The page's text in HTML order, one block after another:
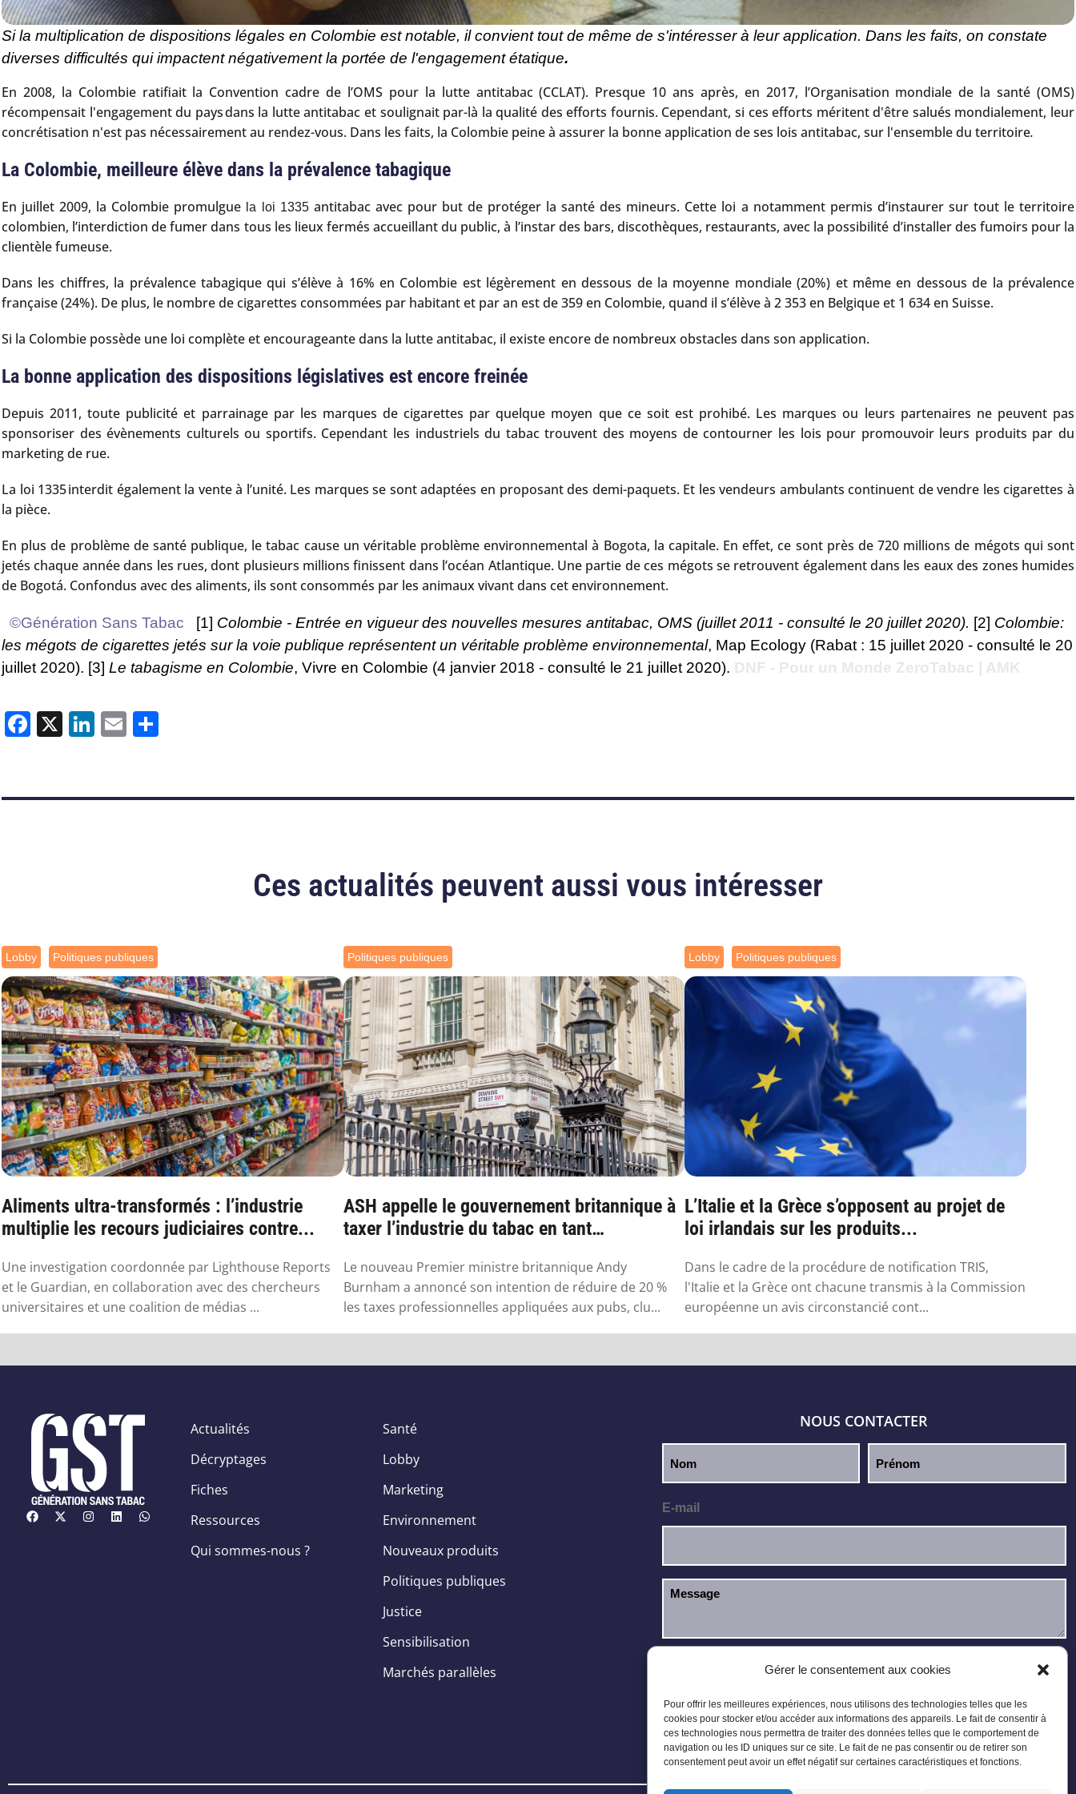
Gérer le consentement aux cookies
Pour offrir les meilleures expériences, nous utilisons des technologies telles que les
cookies pour stocker et/ou accéder aux informations des appareils. Le fait de consentir à
ces technologies nous permettra de traiter des données telles que le comportement de
navigation ou les ID uniques sur ce site. Le fait de ne pas consentir ou de retirer son
consentement peut avoir un effet négatif sur certaines caractéristiques et fonctions.
Si la multiplication de dispositions légales en Colombie est notable, il convient tout de même de s'intéresser à leur application. Dans les faits, on constate
diverses difficultés qui impactent négativement la portée de l'engagement étatique.
En 2008, la Colombie ratifiait la Convention cadre de l’OMS pour la lutte antitabac (CCLAT). Presque 10 ans après, en 2017, l’Organisation mondiale de la santé (OMS)
récompensait l'engagement du pays dans la lutte antitabac et soulignait par-là la qualité des efforts fournis. Cependant, si ces efforts méritent d'être salués mondialement, leur
concrétisation n'est pas nécessairement au rendez-vous. Dans les faits, la Colombie peine à assurer la bonne application de ses lois antitabac, sur l'ensemble du territoire.
La Colombie, meilleure élève dans la prévalence tabagique
En juillet 2009, la Colombie promulgue la loi 1335antitabac avec pour but de protéger la santé des mineurs. Cette loi a notamment permis d’instaurer sur tout le territoire
colombien, l’interdiction de fumer dans tous les lieux fermés accueillant du public, à l’instar des bars, discothèques, restaurants, avec la possibilité d’installer des fumoirs pour la
clientèle fumeuse.
Dans les chiffres, la prévalence tabagique qui s’élève à 16% en Colombie est légèrement en dessous de la moyenne mondiale (20%) et même en dessous de la prévalence
française (24%). De plus, le nombre de cigarettes consommées par habitant et par an est de 359 en Colombie, quand il s’élève à 2 353 en Belgique et 1 634 en Suisse.
Si la Colombie possède une loi complète et encourageante dans la lutte antitabac, il existe encore de nombreux obstacles dans son application.
La bonne application des dispositions législatives est encore freinée
Depuis 2011, toute publicité et parrainage par les marques de cigarettes par quelque moyen que ce soit est prohibé. Les marques ou leurs partenaires ne peuvent pas
sponsoriser des évènements culturels ou sportifs. Cependant les industriels du tabac trouvent des moyens de contourner les lois pour promouvoir leurs produits par du
marketing de rue.
La loi 1335 interdit également la vente à l’unité. Les marques se sont adaptées en proposant des demi-paquets. Et les vendeurs ambulants continuent de vendre les cigarettes à
la pièce.
En plus de problème de santé publique, le tabac cause un véritable problème environnemental à Bogota, la capitale. En effet, ce sont près de 720 millions de mégots qui sont
jetés chaque année dans les rues, dont plusieurs millions finissent dans l’océan Atlantique. Une partie de ces mégots se retrouvent également dans les eaux des zones humides
de Bogotá. Confondus avec des aliments, ils sont consommés par les animaux vivant dans cet environnement.
©Génération Sans Tabac [1] Colombie - Entrée en vigueur des nouvelles mesures antitabac, OMS (juillet 2011 - consulté le 20 juillet 2020). [2] Colombie:
les mégots de cigarettes jetés sur la voie publique représentent un véritable problème environnemental, Map Ecology (Rabat : 15 juillet 2020 - consulté le 20
juillet 2020). [3] Le tabagisme en Colombie, Vivre en Colombie (4 janvier 2018 - consulté le 21 juillet 2020).
Facebook
X LinkedIn
Email
Ces actualités peuvent aussi vous intéresser
Lobby Politiques publiques
Aliments ultra-transformés : l’industrie
multiplie les recours judiciaires contre...
Une investigation coordonnée par Lighthouse Reports
et le Guardian, en collaboration avec des chercheurs
universitaires et une coalition de médias ...
Politiques publiques
ASH appelle le gouvernement britannique à
taxer l’industrie du tabac en tant
Le nouveau Premier ministre britannique Andy
Burnham a annoncé son intention de réduire de 20 %
les taxes professionnelles appliquées aux pubs, clu...
Lobby Politiques publiques
L’Italie et la Grèce s’opposent au projet de
loi irlandais sur les produits...
Dans le cadre de la procédure de notification TRIS,
l'Italie et la Grèce ont chacune transmis à la Commission
européenne un avis circonstancié cont...
Actualités
Décryptages
Fiches
Ressources
Qui sommes-nous ?
Santé
Lobby
Marketing
Environnement
Nouveaux produits
Politiques publiques
Justice
Sensibilisation
Marchés parallèles
NOUS CONTACTER
E-mail
J’ai lu et j’accepte lapolitique de confidentialité